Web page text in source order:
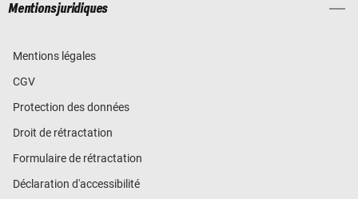
Mentions juridiques
Mentions légales
CGV
Protection des données
Droit de rétractation
Formulaire de rétractation
Déclaration d'accessibilité